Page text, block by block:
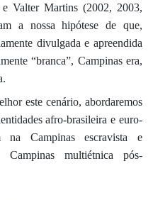
Valter Martins (2002, 2003,
a nossa hipótese de que,
divulgada e apreendida
“branca”, Campinas era,
este cenário, abordaremos
afro-brasileira e euro-
na Campinas escravista e
Campinas multiétnica pós-